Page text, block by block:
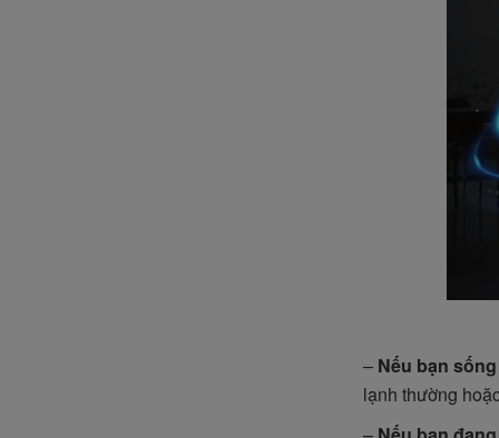
– Nếu bạn
lạnh thường